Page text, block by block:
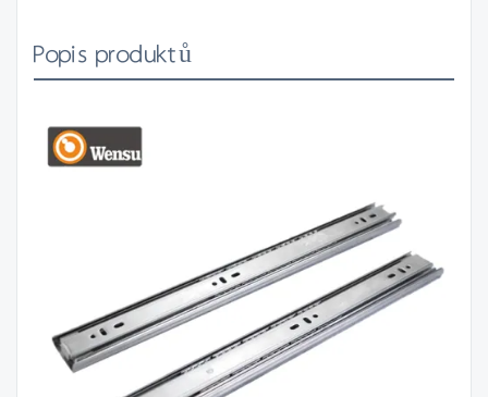
Popis produktů